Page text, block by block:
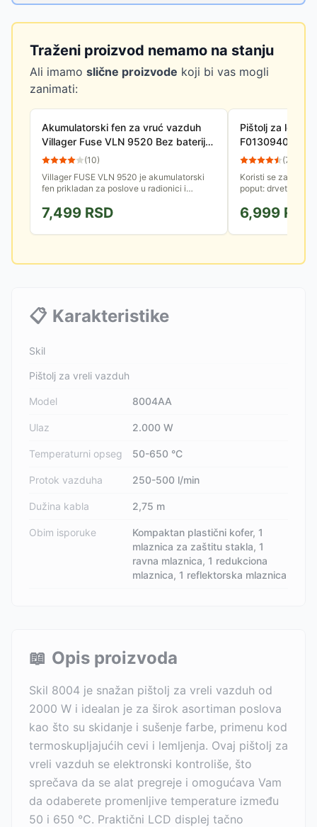
Traženi proizvod nemamo na stanju
Ali imamo slične proizvode koji bi vas mogli
zanimati:
Akumulatorski fen za vruć vazduh
Villager Fuse VLN 9520 Bez baterije i
punjača
(10)
Villager FUSE VLN 9520 je akumulatorski
fen prikladan za poslove u radionici i
za pripremu i obradu radnih...
7,499 RSD
Pištolj za lepak
F0130940JA
(77
Koristi se za
poput: drveta,
6,999 RSD
📋 Karakteristike
Skil
Pištolj za vreli vazduh
Model 8004AA
Ulaz 2.000 W
Temperaturni opseg 50-650 °C
Protok vazduha 250-500 l/min
Dužina kabla 2,75 m
Obim isporuke
Kompaktan plastični kofer, 1
mlaznica za zaštitu stakla, 1
ravna mlaznica, 1 redukciona
mlaznica, 1 reflektorska mlaznica
📖 Opis proizvoda
Skil 8004 je snažan pištolj za vreli vazduh od
2000 W i idealan je za širok asortiman poslova
kao što su skidanje i sušenje farbe, primenu kod
termoskupljajućih cevi i lemljenja. Ovaj pištolj za
vreli vazduh se elektronski kontroliše, što
sprečava da se alat pregreje i omogućava Vam
da odaberete promenljive temperature između
50 i 650 °C. Praktični LCD displej tačno